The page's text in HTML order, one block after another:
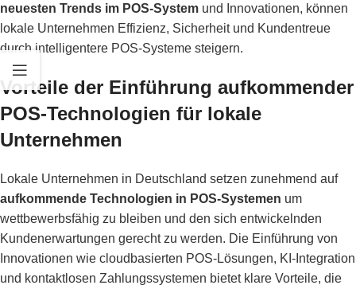
neuesten Trends im POS-System und Innovationen, können
lokale Unternehmen Effizienz, Sicherheit und Kundentreue
durch intelligentere POS-Systeme steigern.
Vorteile der Einführung aufkommender
POS-Technologien für lokale
Unternehmen
Lokale Unternehmen in Deutschland setzen zunehmend auf
aufkommende Technologien in POS-Systemen um
wettbewerbsfähig zu bleiben und den sich entwickelnden
Kundenerwartungen gerecht zu werden. Die Einführung von
Innovationen wie cloudbasierten POS-Lösungen, KI-Integration
und kontaktlosen Zahlungssystemen bietet klare Vorteile, die